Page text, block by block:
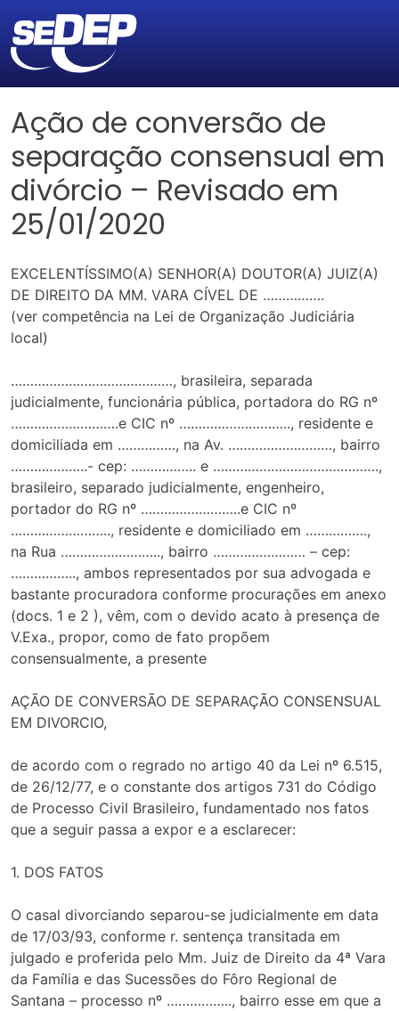
Ação de conversão de
separação consensual em
divórcio – Revisado em
25/01/2020
EXCELENTÍSSIMO(A) SENHOR(A) DOUTOR(A) JUIZ(A)
DE DIREITO DA MM. VARA CÍVEL DE …………….
(ver competência na Lei de Organização Judiciária
local)
……………………………………, brasileira, separada
judicialmente, funcionária pública, portadora do RG nº
……………………….e CIC nº ……………………….., residente e
domiciliada em ……………, na Av. ………………………, bairro
………………..- cep: …………….. e …………………………………….,
brasileiro, separado judicialmente, engenheiro,
portador do RG nº ……………………..e CIC nº
…………………….., residente e domiciliado em …………….,
na Rua …………………….., bairro …………………… – cep:
…………….., ambos representados por sua advogada e
bastante procuradora conforme procurações em anexo
(docs. 1 e 2 ), vêm, com o devido acato à presença de
V.Exa., propor, como de fato propõem
consensualmente, a presente
AÇÃO DE CONVERSÃO DE SEPARAÇÃO CONSENSUAL
EM DIVORCIO,
de acordo com o regrado no artigo 40 da Lei nº 6.515,
de 26/12/77, e o constante dos artigos 731 do Código
de Processo Civil Brasileiro, fundamentado nos fatos
que a seguir passa a expor e a esclarecer:
1. DOS FATOS
O casal divorciando separou-se judicialmente em data
de 17/03/93, conforme r. sentença transitada em
julgado e proferida pelo Mm. Juiz de Direito da 4ª Vara
da Família e das Sucessões do Fôro Regional de
Santana – processo nº …………….., bairro esse em que a